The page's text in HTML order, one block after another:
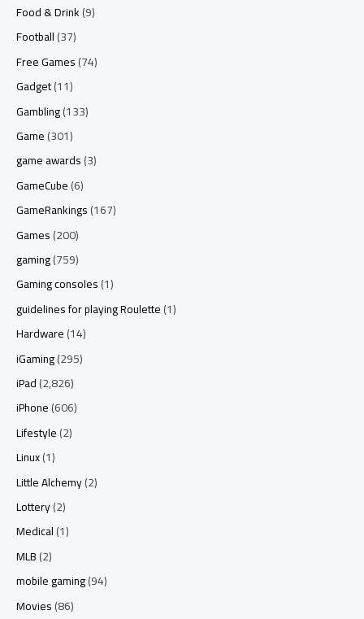
Food & Drink(9)
Football(37)
Free Games(74)
Gadget(11)
Gambling(133)
Game(301)
game awards(3)
GameCube(6)
GameRankings(167)
Games(200)
gaming(759)
Gaming consoles(1)
guidelines for playing Roulette(1)
Hardware(14)
iGaming(295)
iPad(2,826)
iPhone(606)
Lifestyle(2)
Linux(1)
Little Alchemy(2)
Lottery(2)
Medical(1)
MLB(2)
mobile gaming(94)
Movies(86)